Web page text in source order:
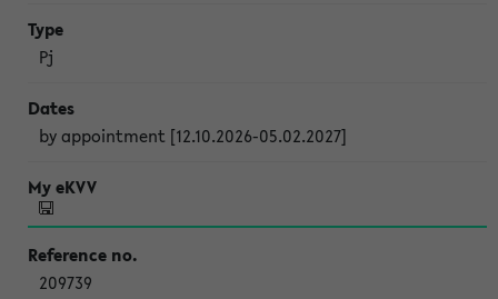
Pj
by appointment [12.10.2026-05.02.2027]
209739